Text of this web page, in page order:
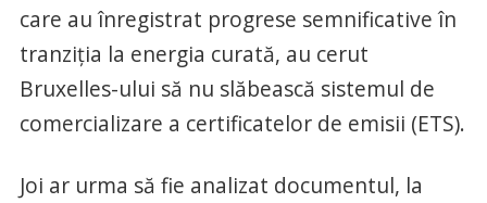
care au înregistrat progrese semnificative în
tranziţia la energia curată, au cerut
Bruxelles-ului să nu slăbească sistemul de
comercializare a certificatelor de emisii (ETS).
Joi ar urma să fie analizat documentul, la